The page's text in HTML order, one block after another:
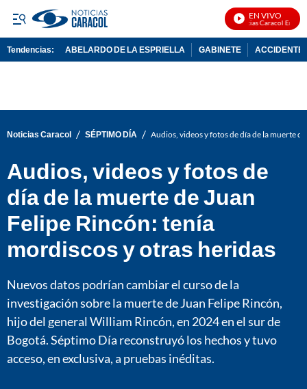
EN VIVO
Noticias Caracol En Vivo
Tendencias: ABELARDO DE LA ESPRIELLA GABINETE ACCIDENTE
Noticias Caracol / SÉPTIMO DÍA / Audios, videos y fotos de día de la muerte
Audios, videos y fotos de
día de la muerte de Juan
Felipe Rincón: tenía
mordiscos y otras heridas
Nuevos datos podrían cambiar el curso de la
investigación sobre la muerte de Juan Felipe Rincón,
hijo del general William Rincón, en 2024 en el sur de
Bogotá. Séptimo Día reconstruyó los hechos y tuvo
acceso, en exclusiva, a pruebas inéditas.